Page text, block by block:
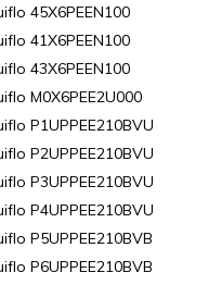
45X6PEEN100
41X6PEEN100
43X6PEEN100
M0X6PEE2U000
P1UPPEE210BVU
P2UPPEE210BVU
P3UPPEE210BVU
P4UPPEE210BVU
P5UPPEE210BVB
P6UPPEE210BVB